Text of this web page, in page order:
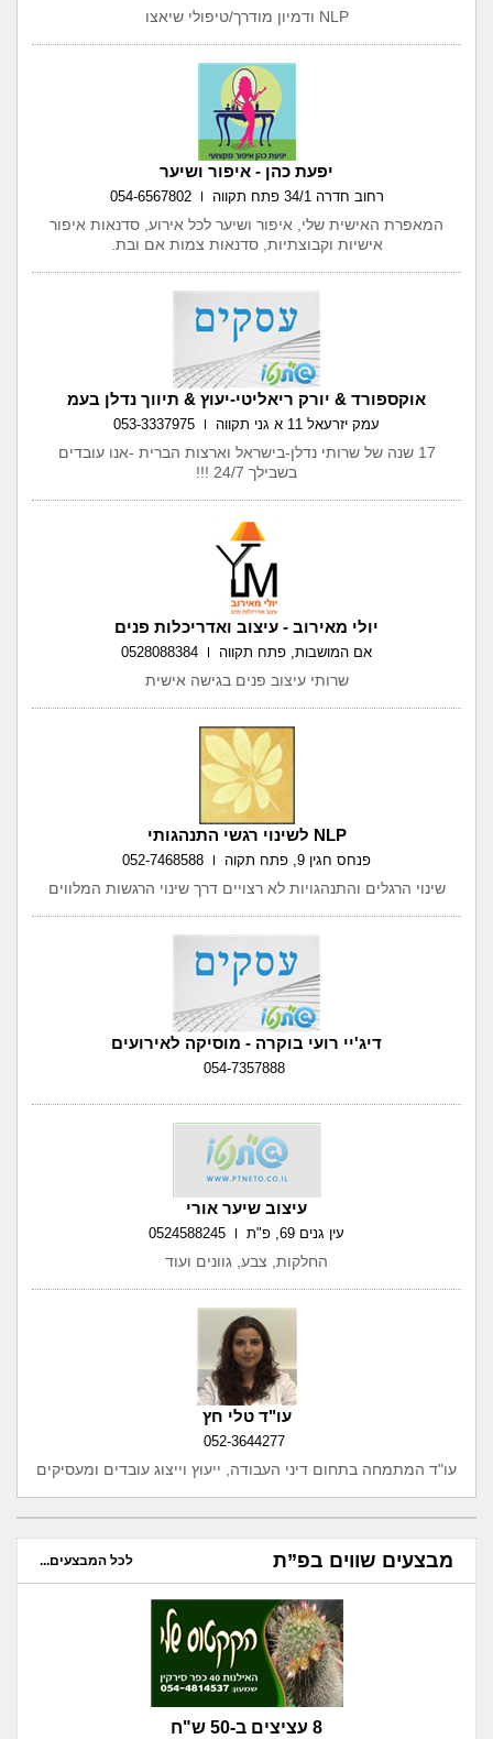
NLP ודמיון מודרך/טיפולי שיאצו
יפעת כהן - איפור ושיער
רחוב חדרה 34/1 פתח תקווה 054-6567802
המאפרת האישית שלי, איפור ושיער לכל אירוע, סדנאות איפור
אישיות וקבוצתיות, סדנאות צמות אם ובת.
אוקספורד & יורק ריאליטי-יעוץ & תיווך נדלן בעמ
עמק יזרעאל 11 א גני תקווה 053-3337975
17 שנה של שרותי נדלן-בישראל וארצות הברית -אנו עובדים
בשבילך 24/7 !!!
יולי מאירוב - עיצוב ואדריכלות פנים
אם המושבות, פתח תקווה 0528088384
שרותי עיצוב פנים בגישה אישית
NLP לשינוי רגשי התנהגותי
פנחס חגין 9, פתח תקוה 052-7468588
שינוי הרגלים והתנהגויות לא רצויים דרך שינוי הרגשות המלווים
דיג'יי רועי בוקרה - מוסיקה לאירועים
054-7357888
עיצוב שיער אורי
עין גנים 69, פ"ת 0524588245
החלקות, צבע, גוונים ועוד
עו"ד טלי חץ
052-3644277
עו"ד המתמחה בתחום דיני העבודה, ייעוץ וייצוג עובדים ומעסיקים
מבצעים שווים בפ”ת לכל המבצעים...
8 עציצים ב-50 ש"ח